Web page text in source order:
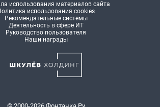
использования материалов сайта
использования cookies
Рекомендательные системы
Деятельность в сфере ИТ
Руководство пользователя
Наши награды